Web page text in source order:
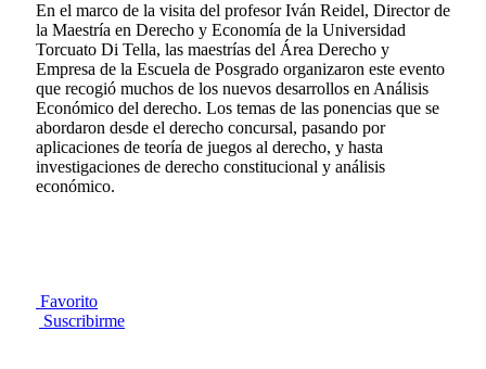
En el marco de la visita del profesor Iván Reidel, Director de
la Maestría en Derecho y Economía de la Universidad
Torcuato Di Tella, las maestrías del Área Derecho y
Empresa de la Escuela de Posgrado organizaron este evento
que recogió muchos de los nuevos desarrollos en Análisis
Económico del derecho. Los temas de las ponencias que se
abordaron desde el derecho concursal, pasando por
aplicaciones de teoría de juegos al derecho, y hasta
investigaciones de derecho constitucional y análisis
económico.
Favorito
Suscribirme